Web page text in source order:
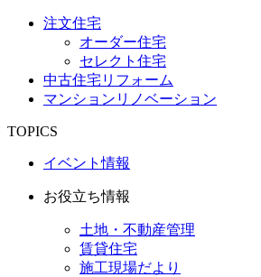
注文住宅
オーダー住宅
セレクト住宅
中古住宅リフォーム
マンションリノベーション
TOPICS
イベント情報
お役立ち情報
土地・不動産管理
賃貸住宅
施工現場だより